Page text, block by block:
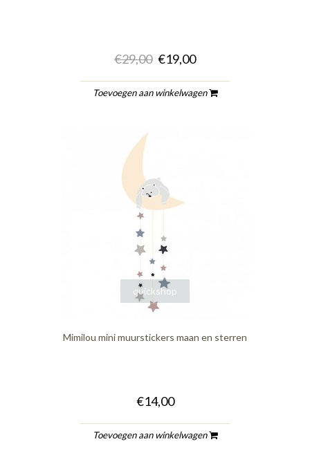
€29,00 €19,00
Toevoegen aan winkelwagen
quickshop
Mimilou mini muurstickers maan en sterren
€14,00
Toevoegen aan winkelwagen